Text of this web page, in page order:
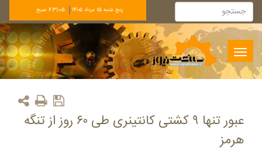
پنج شنبه 15 مرداد 1405 6:31:05 صبح
Toggle
navigation
عبور تنها ۹ کشتی کانتینری طی ۶۰ روز از تنگه
هرمز